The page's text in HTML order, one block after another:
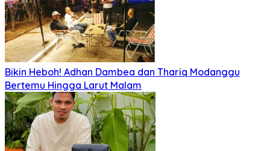
Bikin Heboh! Adhan Dambea dan Thariq Modanggu
Bertemu Hingga Larut Malam